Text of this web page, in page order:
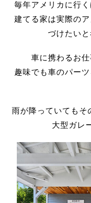
毎年アメリカに行
建てる家は実際の
づけたいと
車に携わるお仕
趣味でも車のパー
雨が降っていてもそ
大型ガレ